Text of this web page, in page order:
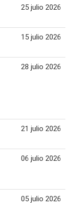
25 julio 2026
15 julio 2026
28 julio 2026
21 julio 2026
06 julio 2026
05 julio 2026